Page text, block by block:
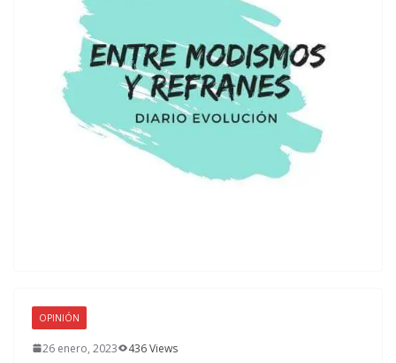
OPINIÓN
26 enero, 2023 436 Views